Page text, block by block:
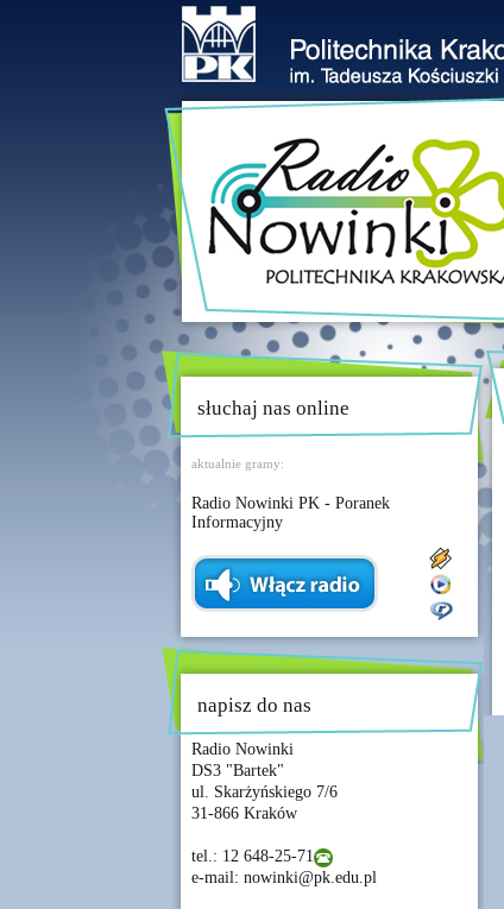
słuchaj nas online
aktualnie gramy:
Radio Nowinki PK - Poranek
Informacyjny
napisz do nas
Radio Nowinki
DS3 "Bartek"
ul. Skarżyńskiego 7/6
31-866 Kraków
tel.: 12 648-25-71
e-mail: nowinki@pk.edu.pl